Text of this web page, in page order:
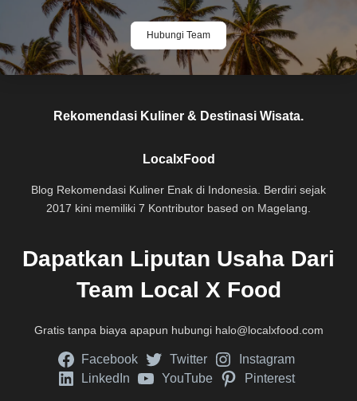
Hubungi Team
Rekomendasi Kuliner & Destinasi Wisata.
LocalxFood
Blog Rekomendasi Kuliner Enak di Indonesia. Berdiri sejak
2017 kini memiliki 7 Kontributor based on Magelang.
Dapatkan Liputan Usaha Dari
Team Local X Food
Gratis tanpa biaya apapun hubungi halo@localxfood.com
Facebook Twitter
Instagram
LinkedIn
YouTube Pinterest